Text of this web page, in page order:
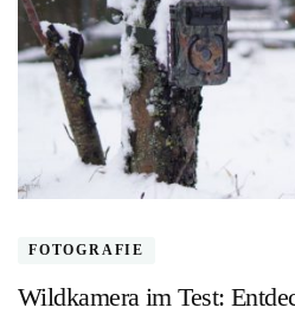
FOTOGRAFIE
Wildkamera im Test: